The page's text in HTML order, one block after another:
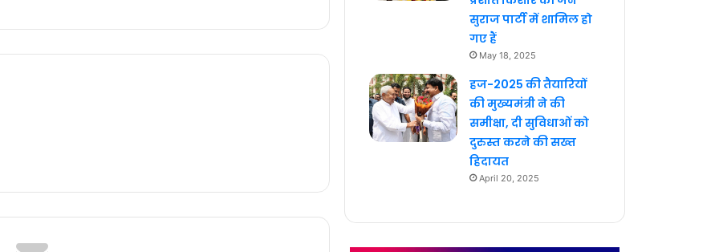
सुराज पार्टी में शामिल हो
गए हैं
May 18, 2025
हज-2025 की तैयारियों
की मुख्यमंत्री ने की
समीक्षा, दी सुविधाओं को
दुरुस्त करने की सख्त
हिदायत
April 20, 2025